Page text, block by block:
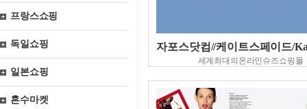
프랑스쇼핑
독일쇼핑
일본쇼핑
혼수마켓
자포스닷컴//케이트스페이드/
세계최대의온라인슈즈쇼핑몰